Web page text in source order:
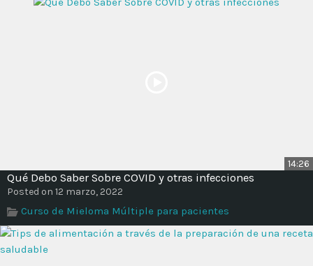
14:26
Qué Debo Saber Sobre COVID y otras infecciones
Posted on 12 marzo, 2022
Curso de Mieloma Múltiple para pacientes